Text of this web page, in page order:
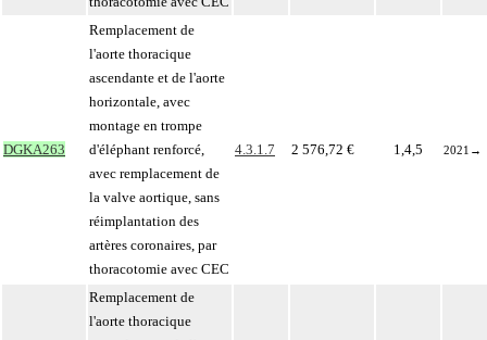
DGKA263
Remplacement de
l'aorte thoracique
ascendante et de l'aorte
horizontale, avec
montage en trompe
d'éléphant renforcé,
avec remplacement de
la valve aortique, sans
réimplantation des
artères coronaires, par
thoracotomie avec CEC
4.3.1.7 2 576,72 € 1,4,5 2021 →
Remplacement de
l'aorte thoracique